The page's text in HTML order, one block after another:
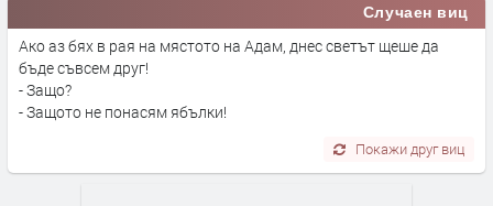
Случаен виц
Ако аз бях в рая на мястото на Адам, днес светът щеше да
бъде съвсем друг!
- Защо?
- Защото не понасям ябълки!
Покажи друг виц